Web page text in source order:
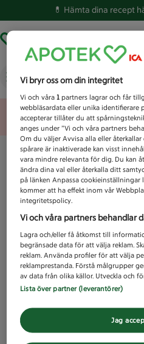
💊 Hämta dina recept
Vad letar du efter
Vi bryr oss om din integritet
Vi och våra1 partners lagrar och får
webbläsardata eller unika identifierare
accepterar tillåter du att
anges under ”Vi och våra partners
Om du väljer Avvisa alla eller
spårare är inaktiverade kan visst
vara mindre relevanta för dig. Du kan
ändra dina val eller återkalla ditt
på länken Anpassa cookieinställningar
kommer att ha effekt inom vår
integritetspolicy.
Vi och våra partners behandlar
Lagra och/eller få åtkomst till
begränsade data för att välja reklam.
reklam. Använda profiler för att välja
reklamprestanda. Förstå målgrupper
av data från olika källor. Utveckla och
Lista över partner (leverantörer)
Jag